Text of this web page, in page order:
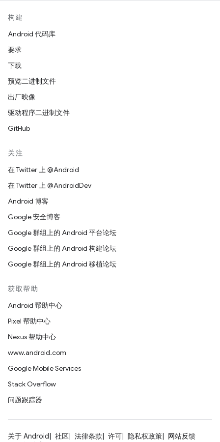
构建
Android 代码库
要求
下载
预览二进制文件
出厂映像
驱动程序二进制文件
GitHub
关注
在 Twitter 上 @Android
在 Twitter 上 @AndroidDev
Android 博客
Google 安全博客
Google 群组上的 Android 平台论坛
Google 群组上的 Android 构建论坛
Google 群组上的 Android 移植论坛
获取帮助
Android 帮助中心
Pixel 帮助中心
Nexus 帮助中心
www.android.com
Google Mobile Services
Stack Overflow
问题跟踪器
关于 Android 社区 法律条款 许可 隐私权政策
网站反馈